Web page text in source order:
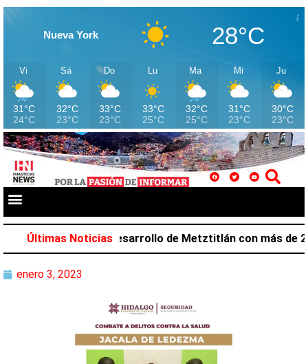
Nueva York 28°C
Vi
31°C
24°C
Sá
32°C
23°C
Do
33°C
23°C
Lu
33°C
25°C
Ma
32°C
25°C
Mi
31°C
23°C
Ju
30°C
23°C
Últimas Noticias
favorece desarrollo de Metztitlán con más de
enero 3, 2023